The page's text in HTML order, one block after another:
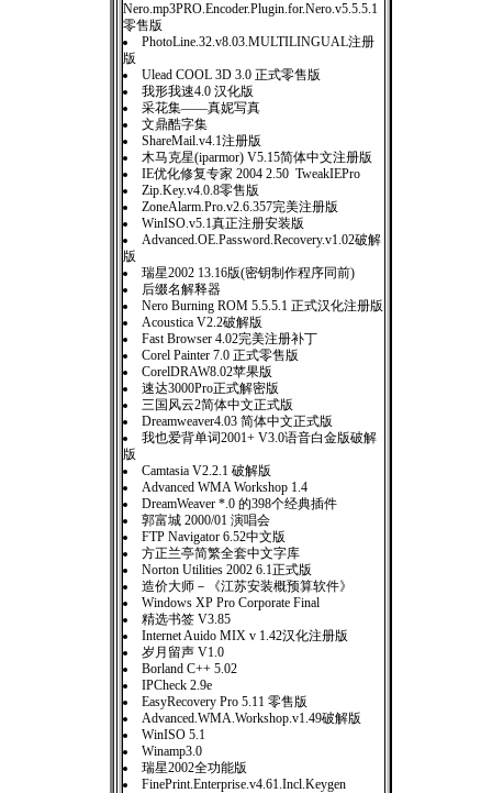
Nero.mp3PRO.Encoder.Plugin.for.Nero.v5.5.5.1
零售版
PhotoLine.32.v8.03.MULTILINGUAL注册
版
Ulead COOL 3D 3.0 正式零售版
我形我速4.0 汉化版
采花集——真妮写真
文鼎酷字集
ShareMail.v4.1注册版
木马克星(iparmor) V5.15简体中文注册版
IE优化修复专家 2004 2.50 TweakIEPro
Zip.Key.v4.0.8零售版
ZoneAlarm.Pro.v2.6.357完美注册版
WinISO.v5.1真正注册安装版
Advanced.OE.Password.Recovery.v1.02破解
版
瑞星2002 13.16版(密钥制作程序同前)
后缀名解释器
Nero Burning ROM 5.5.5.1 正式汉化注册版
Acoustica V2.2破解版
Fast Browser 4.02完美注册补丁
Corel Painter 7.0 正式零售版
CorelDRAW8.02苹果版
速达3000Pro正式解密版
三国风云2简体中文正式版
Dreamweaver4.03 简体中文正式版
我也爱背单词2001+ V3.0语音白金版破解
版
Camtasia V2.2.1 破解版
Advanced WMA Workshop 1.4
DreamWeaver *.0 的398个经典插件
郭富城 2000/01 演唱会
FTP Navigator 6.52中文版
方正兰亭简繁全套中文字库
Norton Utilities 2002 6.1正式版
造价大师－《江苏安装概预算软件》
Windows XP Pro Corporate Final
精选书签 V3.85
Internet Auido MIX v 1.42汉化注册版
岁月留声 V1.0
Borland C++ 5.02
IPCheck 2.9e
EasyRecovery Pro 5.11 零售版
Advanced.WMA.Workshop.v1.49破解版
WinISO 5.1
Winamp3.0
瑞星2002全功能版
FinePrint.Enterprise.v4.61.Incl.Keygen